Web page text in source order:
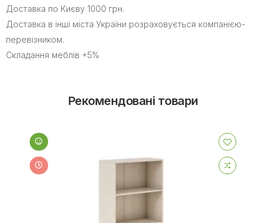
Доставка по Києву 1000 грн.
Доставка в інші міста України розраховується компанією-
перевізником.
Складання меблів +5%
Рекомендовані товари